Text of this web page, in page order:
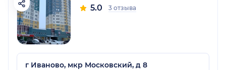
5.0 3 отзыва
г Иваново, мкр Московский, д 8